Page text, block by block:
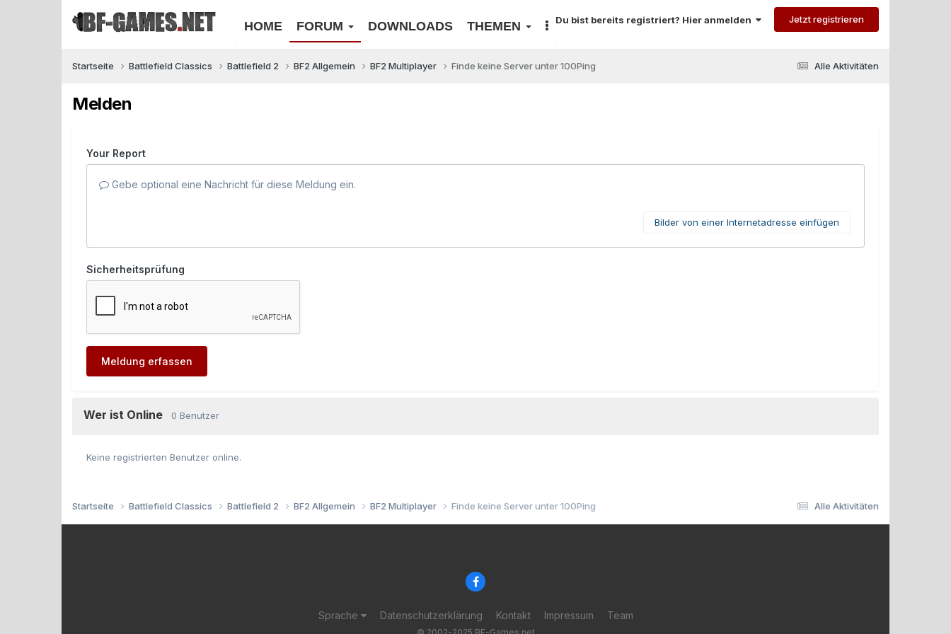
HOME FORUM DOWNLOADS THEMEN Du bist bereits registriert? Hier anmelden Jetzt registrieren
Alle Aktivitäten
Startseite Battlefield Classics Battlefield 2 BF2 Allgemein BF2 Multiplayer Finde keine Server unter 100Ping
Melden
Your Report
Gebe optional eine Nachricht für diese Meldung ein.
Bilder von einer Internetadresse einfügen
Sicherheitsprüfung
Meldung erfassen
Wer ist Online 0 Benutzer
Keine registrierten Benutzer online.
Alle Aktivitäten
Startseite Battlefield Classics Battlefield 2 BF2 Allgemein BF2 Multiplayer Finde keine Server unter 100Ping
Sprache Datenschutzerklärung Kontakt Impressum Team